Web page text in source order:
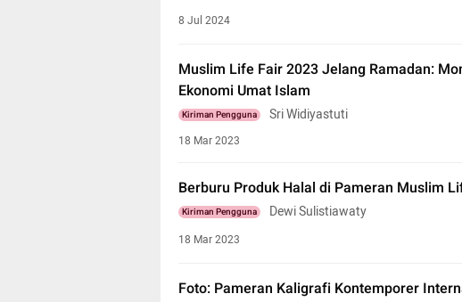
8 Jul 2024
Muslim Life Fair 2023 Jelang Ramadan:
Ekonomi Umat Islam
Kiriman Pengguna Sri Widiyastuti
18 Mar 2023
Berburu Produk Halal di Pameran Muslim
Kiriman Pengguna Dewi Sulistiawaty
18 Mar 2023
Foto: Pameran Kaligrafi Kontemporer